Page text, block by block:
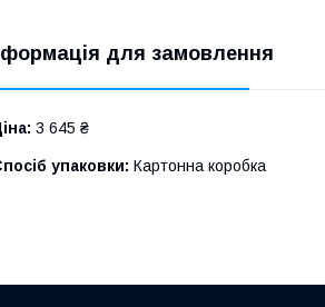
для замовлення
3 645 ₴
упаковки: Картонна коробка